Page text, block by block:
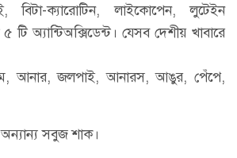
বিটা-ক্যারোটিন, লাইকোপেন, লুটেইন
টি অ্যান্টিঅক্সিডেন্ট। যেসব দেশীয় খাবারে
আনার, জলপাই, আনারস, আঙুর, পেঁপে,
সবুজ শাক।